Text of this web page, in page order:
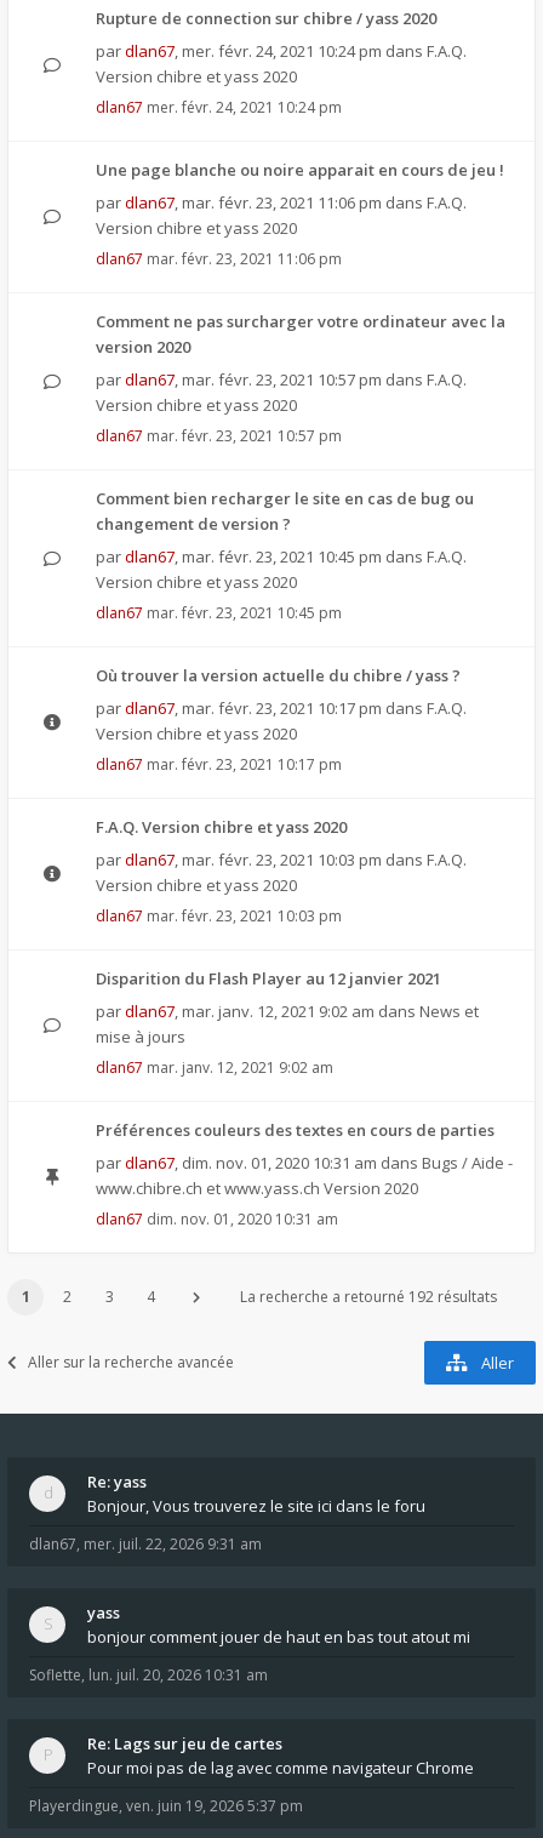
Rupture de connection sur chibre / yass 2020
pardlan67, mer. févr. 24, 2021 10:24 pm dans F.A.Q.
Version chibre et yass 2020
dlan67 mer. févr. 24, 2021 10:24 pm
Une page blanche ou noire apparait en cours de jeu !
pardlan67, mar. févr. 23, 2021 11:06 pm dans F.A.Q.
Version chibre et yass 2020
dlan67 mar. févr. 23, 2021 11:06 pm
Comment ne pas surcharger votre ordinateur avec la
version 2020
pardlan67, mar. févr. 23, 2021 10:57 pm dans F.A.Q.
Version chibre et yass 2020
dlan67 mar. févr. 23, 2021 10:57 pm
Comment bien recharger le site en cas de bug ou
changement de version ?
pardlan67, mar. févr. 23, 2021 10:45 pm dans F.A.Q.
Version chibre et yass 2020
dlan67 mar. févr. 23, 2021 10:45 pm
Où trouver la version actuelle du chibre / yass ?
pardlan67, mar. févr. 23, 2021 10:17 pm dans F.A.Q.
Version chibre et yass 2020
dlan67 mar. févr. 23, 2021 10:17 pm
F.A.Q. Version chibre et yass 2020
pardlan67, mar. févr. 23, 2021 10:03 pm dans F.A.Q.
Version chibre et yass 2020
dlan67 mar. févr. 23, 2021 10:03 pm
Disparition du Flash Player au 12 janvier 2021
pardlan67, mar. janv. 12, 2021 9:02 am dans News et
mise à jours
dlan67 mar. janv. 12, 2021 9:02 am
Préférences couleurs des textes en cours de parties
pardlan67, dim. nov. 01, 2020 10:31 am dans Bugs / Aide -
www.chibre.ch et www.yass.ch Version 2020
dlan67 dim. nov. 01, 2020 10:31 am
1 2 3 4 La recherche a retourné 192 résultats
Aller sur la recherche avancée Aller
Re: yass
Bonjour, Vous trouverez le site ici dans le foru
dlan67, mer. juil. 22, 2026 9:31 am
yass
bonjour comment jouer de haut en bas tout atout mi
Soflette, lun. juil. 20, 2026 10:31 am
Re: Lags sur jeu de cartes
Pour moi pas de lag avec comme navigateur Chrome
Playerdingue, ven. juin 19, 2026 5:37 pm